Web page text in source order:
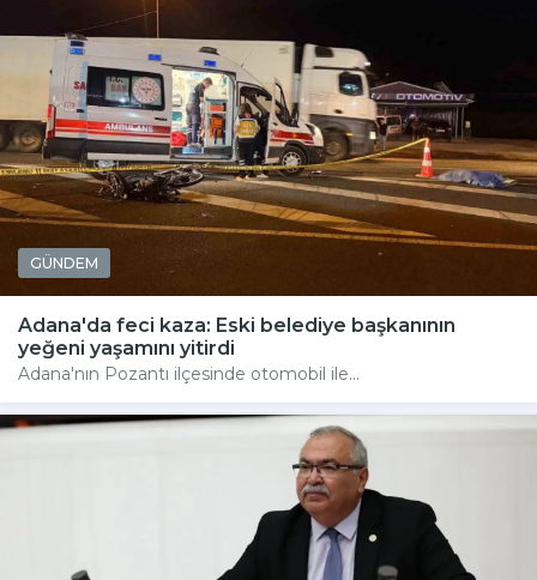
GÜNDEM
Adana'da feci kaza: Eski belediye başkanının
yeğeni yaşamını yitirdi
Adana'nın Pozantı ilçesinde otomobil ile...